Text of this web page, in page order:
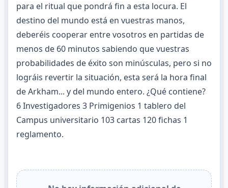
para el ritual que pondrá fin a esta locura. El
destino del mundo está en vuestras manos,
deberéis cooperar entre vosotros en partidas de
menos de 60 minutos sabiendo que vuestras
probabilidades de éxito son minúsculas, pero si no
lográis revertir la situación, esta será la hora final
de Arkham... y del mundo entero. ¿Qué contiene?
6 Investigadores 3 Primigenios 1 tablero del
Campus universitario 103 cartas 120 fichas 1
reglamento.